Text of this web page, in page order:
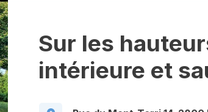
Sur les
intérieure et